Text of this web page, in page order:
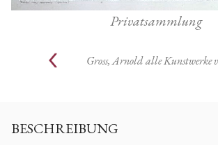
Privatsammlung
Gross, Arnoldalle Kunstwerke
BESCHREIBUNG